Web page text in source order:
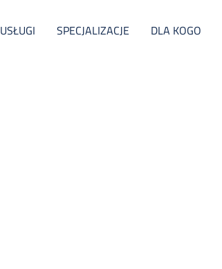
USŁUGI SPECJALIZACJE DLA KOGO